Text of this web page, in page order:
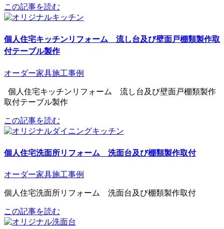
この記事を読む
個人住宅キッチンリフォーム 流し台及び壁面戸棚類製作取
付テーブル製作
オーダー家具施工事例
個人住宅キッチンリフォーム 流し台及び壁面戸棚類製作
取付テーブル製作
この記事を読む
個人住宅洗面所リフォーム 洗面台及び棚類製作取付
オーダー家具施工事例
個人住宅洗面所リフォーム 洗面台及び棚類製作取付
この記事を読む